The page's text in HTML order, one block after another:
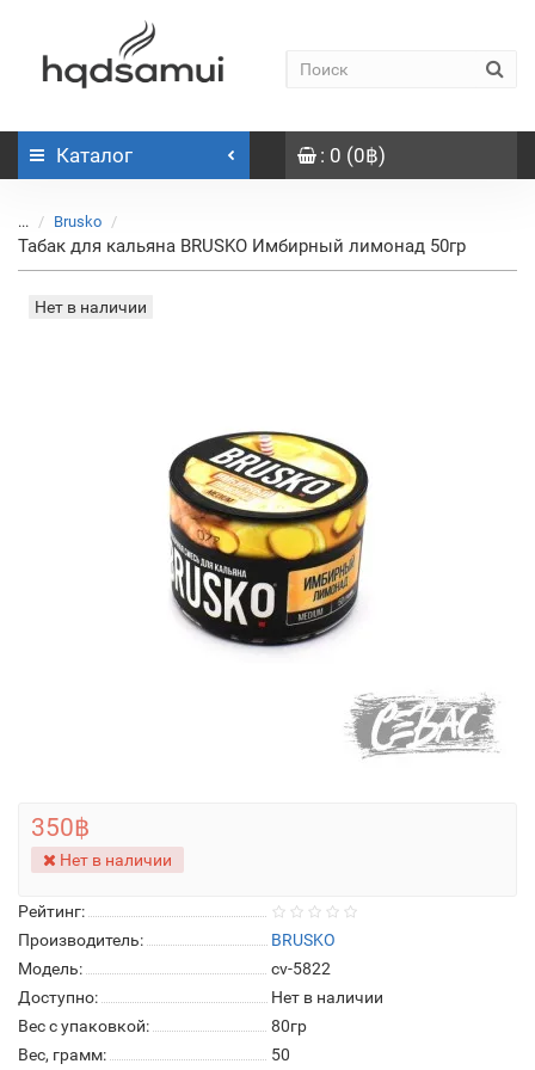
Каталог : 0 (0฿)
... Brusko
Табак для кальяна BRUSKO Имбирный лимонад 50гр
Нет в наличии
Рейтинг:
Производитель:
BRUSKO
Модель:
cv-5822
Доступно:
Нет в наличии
Вес с упаковкой:
80гр
Вес, грамм:
50
350฿
Нет в наличии